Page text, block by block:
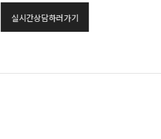
실시간상담하러가기